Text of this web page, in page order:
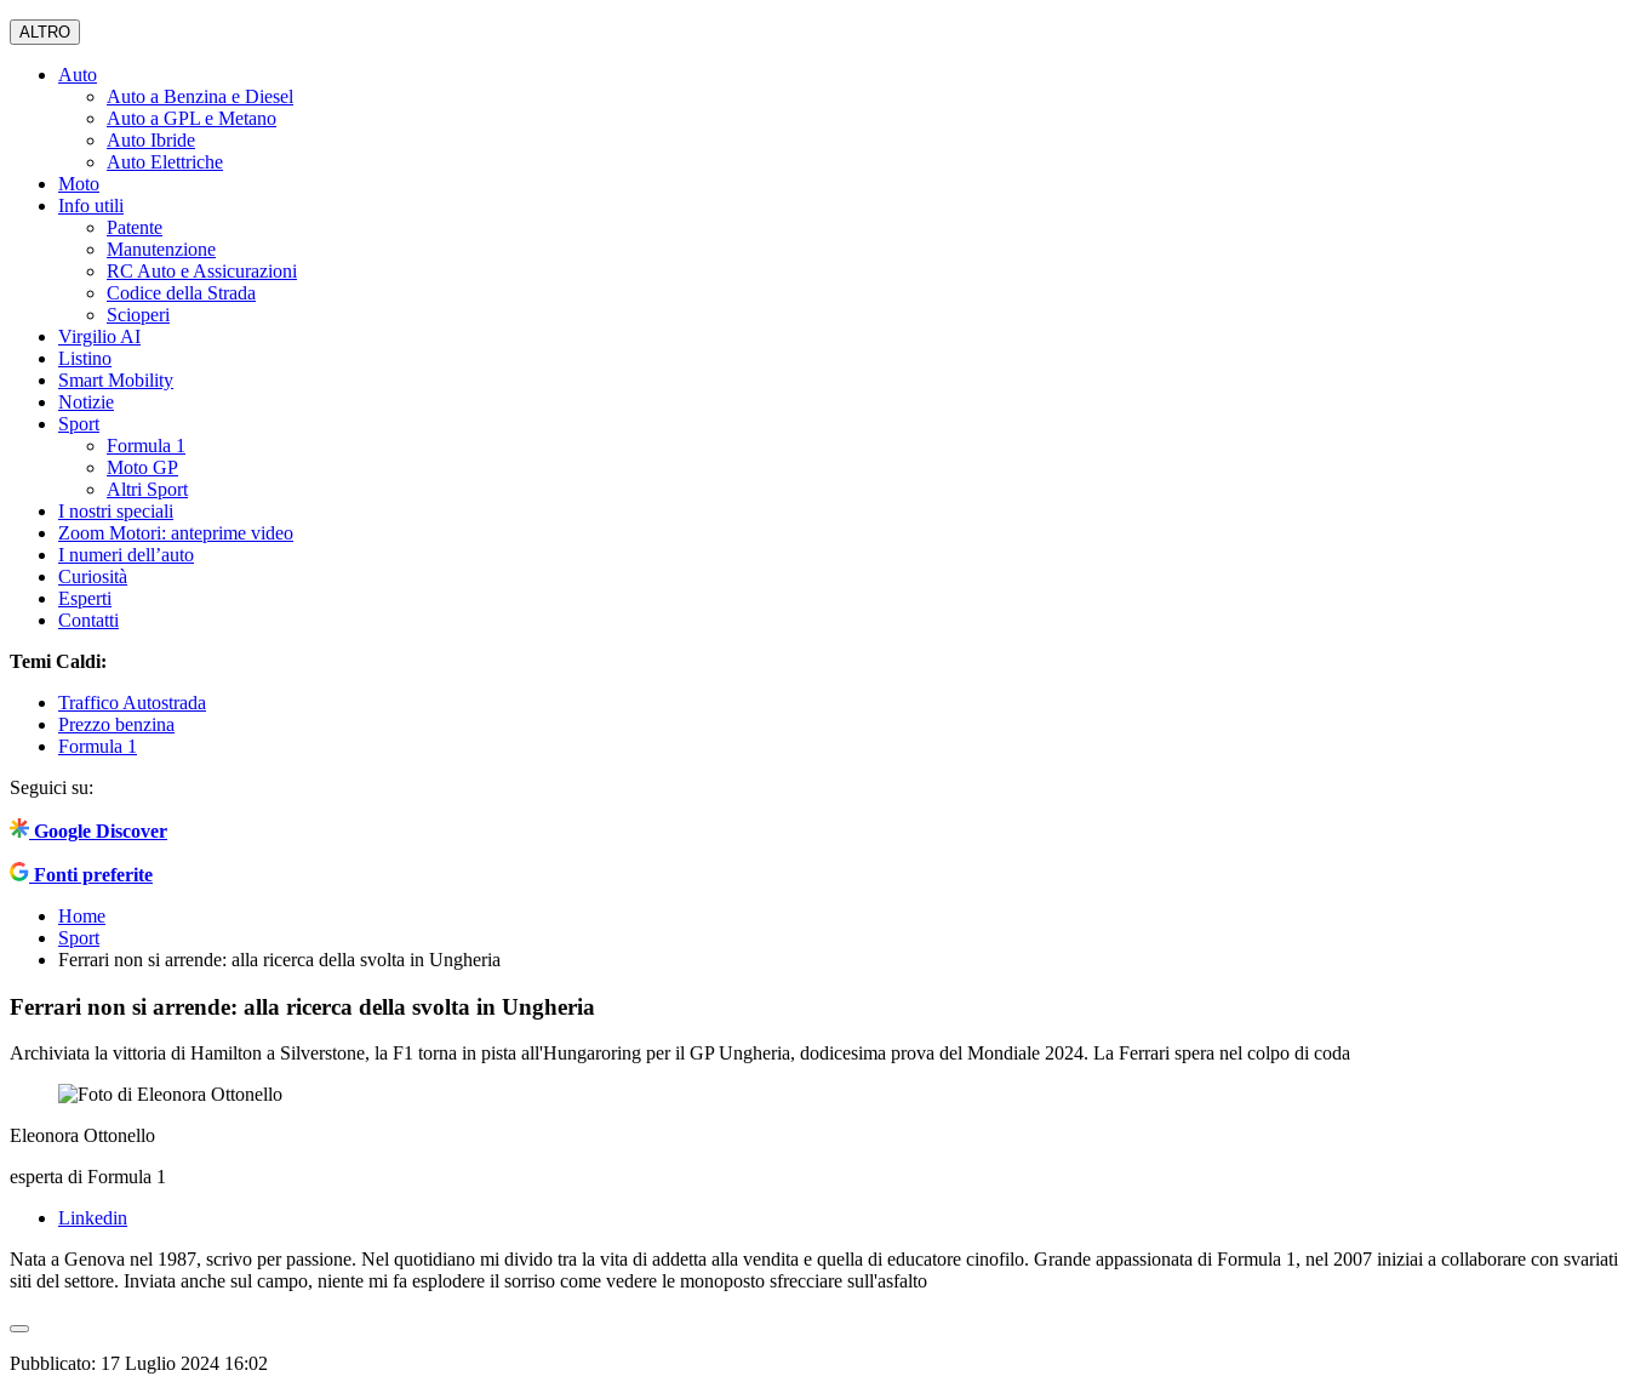
ALTRO
Auto
Auto a Benzina e Diesel
Auto a GPL e Metano
Auto Ibride
Auto Elettriche
Moto
Info utili
Patente
Manutenzione
RC Auto e Assicurazioni
Codice della Strada
Scioperi
Virgilio AI
Listino
Smart Mobility
Notizie
Sport
Formula 1
Moto GP
Altri Sport
I nostri speciali
Zoom Motori: anteprime video
I numeri dell’auto
Curiosità
Esperti
Contatti
Temi Caldi:
Traffico Autostrada
Prezzo benzina
Formula 1
Seguici su:
Google Discover
Fonti preferite
Home
Sport
Ferrari non si arrende: alla ricerca della svolta in Ungheria
Ferrari non si arrende: alla ricerca della svolta in Ungheria
Archiviata la vittoria di Hamilton a Silverstone, la F1 torna in pista all'Hungaroring per il GP Ungheria, dodicesima prova del Mondiale 2024. La Ferrari spera nel colpo di coda
Eleonora Ottonello
esperta di Formula 1
Linkedin
Nata a Genova nel 1987, scrivo per passione. Nel quotidiano mi divido tra la vita di addetta alla vendita e quella di educatore cinofilo. Grande appassionata di Formula 1, nel 2007 iniziai a collaborare con svariati
siti del settore. Inviata anche sul campo, niente mi fa esplodere il sorriso come vedere le monoposto sfrecciare sull'asfalto
Pubblicato: 17 Luglio 2024 16:02